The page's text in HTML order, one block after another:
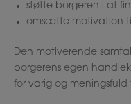
støtte borgeren i at
omsætte motivation
Den motiverende
borgerens egen
for varig og meningsfuld